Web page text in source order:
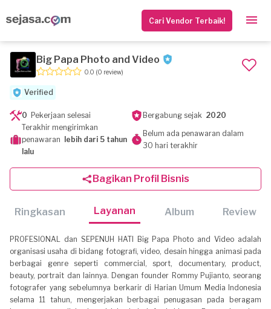
Cari Vendor Terbaik!
Big Papa Photo and Video
0.0 (0 review)
Verified
0 Pekerjaan selesai Bergabung sejak 2020
Terakhir mengirimkan
penawaran
lebih dari 5 tahun
lalu
Belum ada penawaran dalam
30 hari terakhir
Bagikan Profil Bisnis
Ringkasan Layanan Album Review
PROFESIONAL dan SEPENUH HATI Big Papa Photo and Video adalah
organisasi usaha di bidang fotografi, video, desain hingga animasi pada
berbagai genre seperti commercial, sport, documentary, product,
beauty, portrait dan lainnya. Dengan founder Rommy Pujianto, seorang
fotografer yang sebelumnya berkarir di Harian Umum Media Indonesia
selama 11 tahun, mengerjakan berbagai penugasan pada beragam